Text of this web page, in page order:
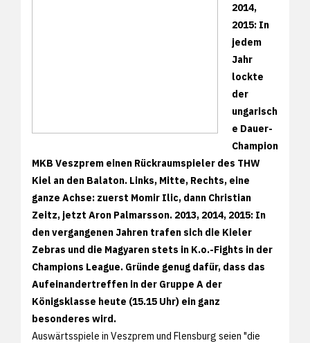
2014,
2015: In
jedem
Jahr
lockte
der
ungarisch
e Dauer-
Champion
MKB Veszprem einen Rückraumspieler des THW
Kiel an den Balaton. Links, Mitte, Rechts, eine
ganze Achse: zuerst Momir Ilic, dann Christian
Zeitz, jetzt Aron Palmarsson. 2013, 2014, 2015: In
den vergangenen Jahren trafen sich die Kieler
Zebras und die Magyaren stets in K.o.-Fights in der
Champions League. Gründe genug dafür, dass das
Aufeinandertreffen in der Gruppe A der
Königsklasse heute (15.15 Uhr) ein ganz
besonderes wird.
Auswärtsspiele in Veszprem und Flensburg seien "die